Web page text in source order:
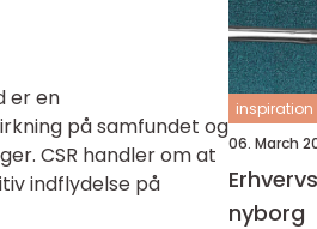
er en
på samfundet og
CSR handler om at
indflydelse på
inspiration
06. March
nyborg